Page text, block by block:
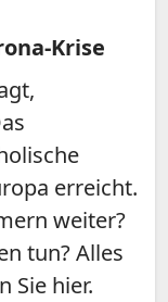
Krise
erreicht.
weiter?
tun? Alles
Sie hier.